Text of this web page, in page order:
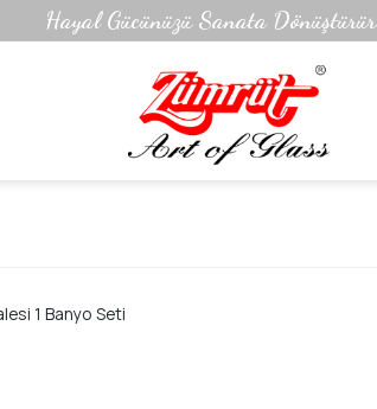
Hayal Gücünüzü Sanata Dönüştürür